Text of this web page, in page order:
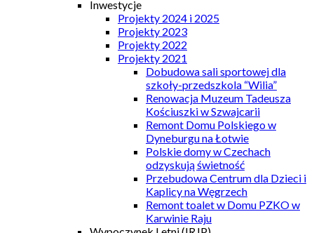
Inwestycje
Projekty 2024 i 2025
Projekty 2023
Projekty 2022
Projekty 2021
Dobudowa sali sportowej dla
szkoły-przedszkola “Wilia”
Renowacja Muzeum Tadeusza
Kościuszki w Szwajcarii
Remont Domu Polskiego w
Dyneburgu na Łotwie
Polskie domy w Czechach
odzyskują świetność
Przebudowa Centrum dla Dzieci i
Kaplicy na Węgrzech
Remont toalet w Domu PZKO w
Karwinie Raju